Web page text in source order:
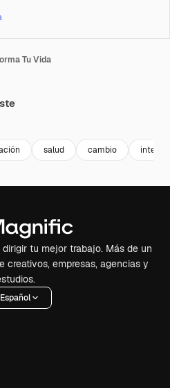
Tu Vida
salud cambio interior
tu mejor trabajo. Más de un
creativos, empresas, agencias y
Español